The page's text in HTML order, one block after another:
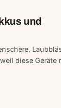
und
diese Geräte